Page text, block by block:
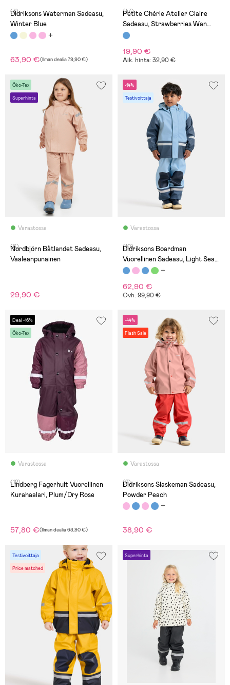
(3)
Didriksons Waterman Sadeasu,
Winter Blue
63,90 €(Ilman dealia79,90 €)
(47)
Petite Chérie Atelier Claire
Sadeasu, Strawberries Wan
Blue
19,90 €
Aik. hinta: 32,90 €
Öko-Tex
Superhinta
Varastossa
(6)
Nordbjörn Båtlandet Sadeasu,
Vaaleanpunainen
29,90 €
-14%
Testivoittaja
Varastossa
(10)
Didriksons Boardman
Vuorellinen Sadeasu, Light Sea
Blue
62,90 €
Ovh: 99,90 €
Deal -16%
Öko-Tex
Varastossa
(12)
Lindberg Fagerhult Vuorellinen
Kurahaalari, Plum/Dry Rose
57,80 €(Ilman dealia68,90 €)
-44%
Flash Sale
Varastossa
(2)
Didriksons Slaskeman Sadeasu,
Powder Peach
38,90 €
Testivoittaja
Price matched
Superhinta